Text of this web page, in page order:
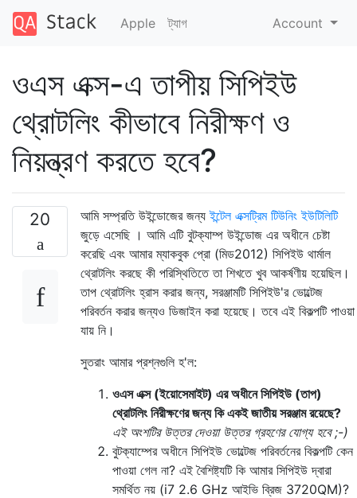
Apple ট্যাগ Account
ওএস এক্স-এ তাপীয় সিপিইউ
থ্রোটলিং কীভাবে নিরীক্ষণ ও
নিয়ন্ত্রণ করতে হবে?
20 আমি সম্প্রতি উইন্ডোজের জন্যইন্টেল এক্সট্রিম টিউনিং ইউটিলিটি
জুড়ে এসেছি । আমি এটি বুটক্যাম্প উইন্ডোজ এর অধীনে চেষ্টা
করেছি এবং আমার ম্যাকবুক প্রো (মিড2012) সিপিইউ থার্মাল
থ্রোটলিং করছে কী পরিস্থিতিতে তা শিখতে খুব আকর্ষণীয় হয়েছিল।
তাপ থ্রোটলিং হ্রাস করার জন্য, সরঞ্জামটি সিপিইউ'র ভোল্টেজ
পরিবর্তন করার জন্যও ডিজাইন করা হয়েছে। তবে এই বিকল্পটি পাওয়া
যায় নি।
সুতরাং আমার প্রশ্নগুলি হ'ল:
ওএস এক্স (ইয়োসেমাইট) এর অধীনে সিপিইউ (তাপ)
থ্রোটলিং নিরীক্ষণের জন্য কি একই জাতীয় সরঞ্জাম রয়েছে?
এই অংশটির উত্তর দেওয়া উত্তর গ্রহণের যোগ্য হবে ;-)
বুটক্যাম্পের অধীনে সিপিইউ ভোল্টেজ পরিবর্তনের বিকল্পটি কেন
পাওয়া গেল না? এই বৈশিষ্ট্যটি কি আমার সিপিইউ দ্বারা
সমর্থিত নয় (i7 2.6 GHz আইভি ব্রিজ 3720QM)?